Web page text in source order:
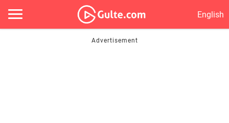
English